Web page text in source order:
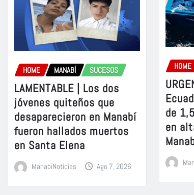
HOME MANABÍ SUCESOS
LAMENTABLE | Los dos
jóvenes quiteños que
desaparecieron en Manabí
fueron hallados muertos
en Santa Elena
ManabiNoticias Ago 7, 2026
HOME
de
en